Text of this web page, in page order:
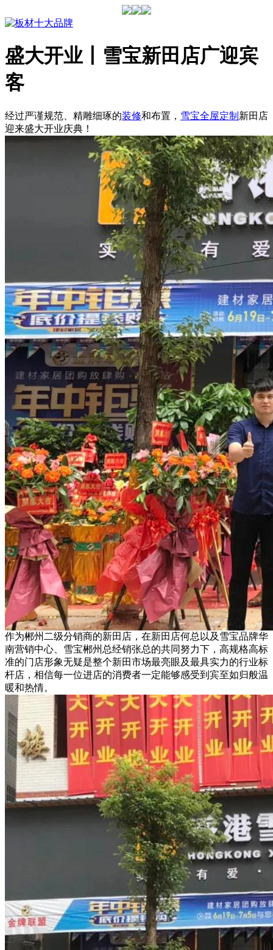
盛大开业丨雪宝新田店广迎宾
客
经过严谨规范、精雕细琢的装修和布置， 雪宝全屋定制 新田店
迎来盛大开业庆典！
作为郴州二级分销商的新田店，在新田店何总以及雪宝品牌华
南营销中心、雪宝郴州总经销张总的共同努力下，高规格高标
准的门店形象无疑是整个新田市场最亮眼及最具实力的行业标
杆店，相信每一位进店的消费者一定能够感受到宾至如归般温
暖和热情。